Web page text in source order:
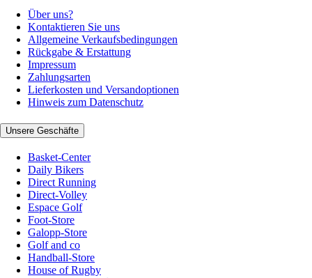
Über uns?
Kontaktieren Sie uns
Allgemeine Verkaufsbedingungen
Rückgabe & Erstattung
Impressum
Zahlungsarten
Lieferkosten und Versandoptionen
Hinweis zum Datenschutz
Unsere Geschäfte
Basket-Center
Daily Bikers
Direct Running
Direct-Volley
Espace Golf
Foot-Store
Galopp-Store
Golf and co
Handball-Store
House of Rugby